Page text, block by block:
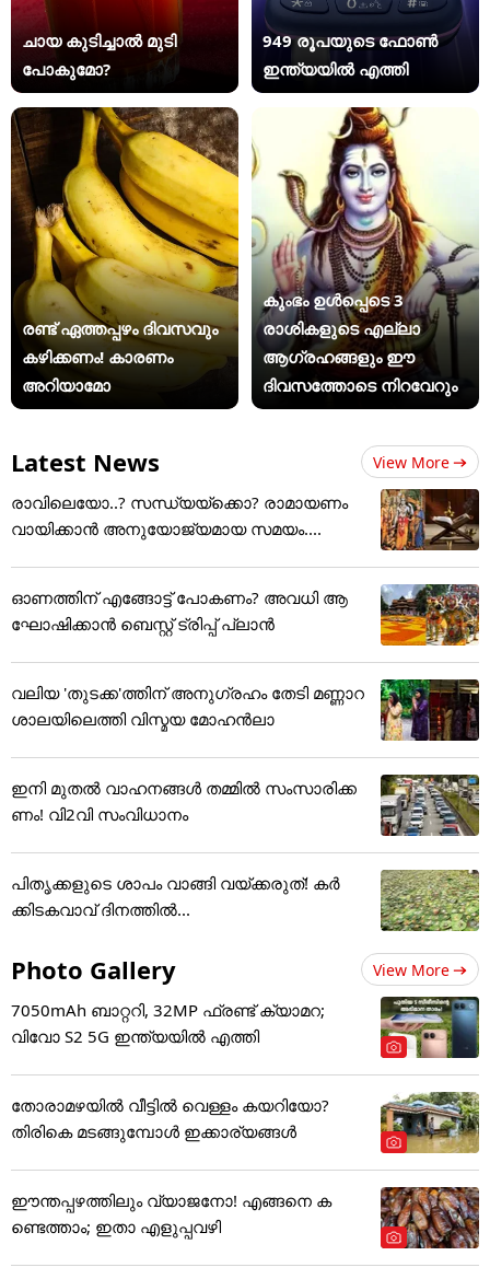
ചായ കുടിച്ചാൽ മുടി
പോകുമോ?
949 രൂപയുടെ ഫോൺ
ഇന്ത്യയിൽ എത്തി
രണ്ട് ഏത്തപ്പഴം ദിവസവും
കഴിക്കണം! കാരണം
അറിയാമോ
കുംഭം ഉൾപ്പെടെ 3
രാശികളുടെ എല്ലാ
ആഗ്രഹങ്ങളും ഈ
ദിവസത്തോടെ നിറവേറും
Latest News View More
രാവിലെയോ..? സന്ധ്യയ്ക്കൊ? രാമായണം
വായിക്കാൻ അനുയോജ്യമായ സമയം....
ഓണത്തിന് എങ്ങോട്ട് പോകണം? അവധി ആ
ഘോഷിക്കാൻ ബെസ്റ്റ് ട്രിപ്പ് പ്ലാൻ
വലിയ 'തുടക്ക'ത്തിന് അനുഗ്രഹം തേടി മണ്ണാറ
ശാലയിലെത്തി വിസ്മയ മോഹൻലാ
ഇനി മുതൽ വാഹനങ്ങൾ തമ്മിൽ സംസാരിക്ക
ണം! വി2വി സംവിധാനം
പിതൃക്കളുടെ ശാപം വാങ്ങി വയ്ക്കരുത്! കർ
ക്കിടകവാവ് ദിനത്തിൽ...
Photo Gallery View More
7050mAh ബാറ്ററി, 32MP ഫ്രണ്ട് ക്യാമറ;
വിവോ S2 5G ഇന്ത്യയിൽ എത്തി
തോരാമഴയിൽ വീട്ടിൽ വെള്ളം കയറിയോ?
തിരികെ മടങ്ങുമ്പോൾ ഇക്കാര്യങ്ങൾ
ഈന്തപ്പഴത്തിലും വ്യാജനോ! എങ്ങനെ ക
ണ്ടെത്താം; ഇതാ എളുപ്പവഴി